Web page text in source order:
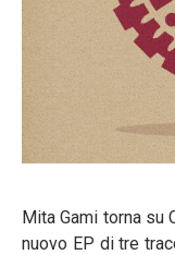
Mita Gami torna su
nuovo EP di tre